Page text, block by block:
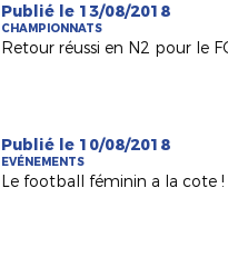
Publié le 13/08/2018
CHAMPIONNATS
Publié le 10/08/2018
EVÉNEMENTS
Le football féminin a la cote !